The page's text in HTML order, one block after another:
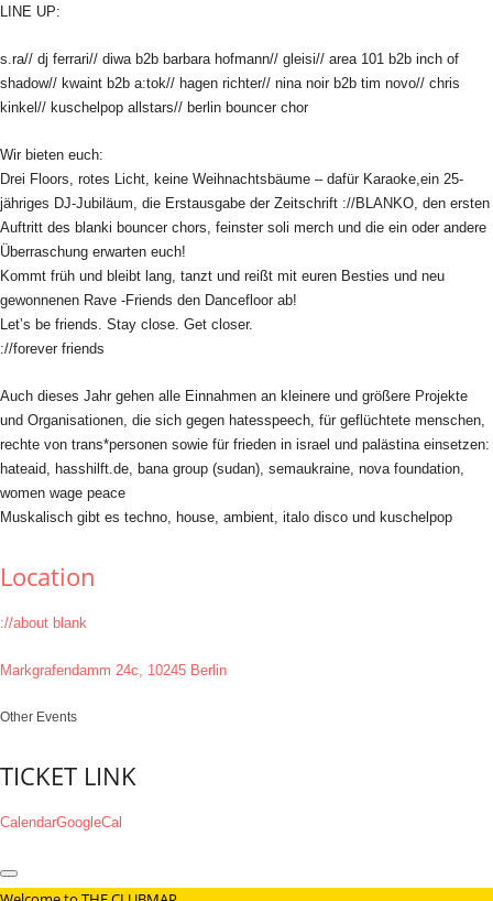
LINE UP:
s.ra// dj ferrari// diwa b2b barbara hofmann// gleisi// area 101 b2b inch of
shadow// kwaint b2b a:tok// hagen richter// nina noir b2b tim novo// chris
kinkel// kuschelpop allstars// berlin bouncer chor
Wir bieten euch:
Drei Floors, rotes Licht, keine Weihnachtsbäume – dafür Karaoke,ein 25-
jähriges DJ-Jubiläum, die Erstausgabe der Zeitschrift ://BLANKO, den ersten
Auftritt des blanki bouncer chors, feinster soli merch und die ein oder andere
Überraschung erwarten euch!
Kommt früh und bleibt lang, tanzt und reißt mit euren Besties und neu
gewonnenen Rave -Friends den Dancefloor ab!
Let’s be friends. Stay close. Get closer.
://forever friends
Auch dieses Jahr gehen alle Einnahmen an kleinere und größere Projekte
und Organisationen, die sich gegen hatesspeech, für geflüchtete menschen,
rechte von trans*personen sowie für frieden in israel und palästina einsetzen:
hateaid, hasshilft.de, bana group (sudan), semaukraine, nova foundation,
women wage peace
Muskalisch gibt es techno, house, ambient, italo disco und kuschelpop
Location
://about blank
Markgrafendamm 24c, 10245 Berlin
Other Events
TICKET LINK
CalendarGoogleCal